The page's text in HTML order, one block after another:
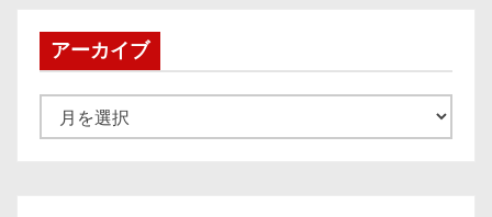
アーカイブ
ー